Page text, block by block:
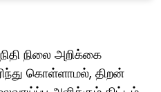
நிலை அறிக்கை
கொள்ளாமல், திறன்